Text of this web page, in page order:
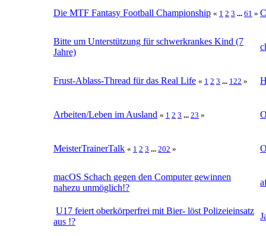
Die MTF Fantasy Football Championship « 1 2 3 ... 61 »
Bitte um Unterstützung für schwerkrankes Kind (7
Jahre)
Frust-Ablass-Thread für das Real Life « 1 2 3 ... 122 »
Arbeiten/Leben im Ausland « 1 2 3 ... 23 »
MeisterTrainerTalk « 1 2 3 ... 202 »
macOS Schach gegen den Computer gewinnen
nahezu unmöglich!?
U17 feiert oberkörperfrei mit Bier- löst Polizeieinsatz
aus !?